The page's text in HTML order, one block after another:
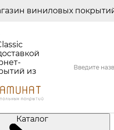
виниловых
из
Каталог